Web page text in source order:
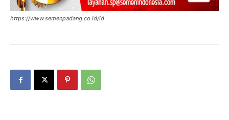
https://www.semenpadang.co.id/id